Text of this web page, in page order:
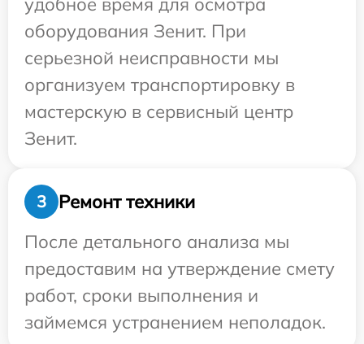
оборудования Зенит. При
серьезной неисправности мы
организуем транспортировку в
мастерскую в сервисный центр
Зенит.
3
Ремонт техники
После детального анализа мы
предоставим на утверждение смету
работ, сроки выполнения и
займемся устранением неполадок.